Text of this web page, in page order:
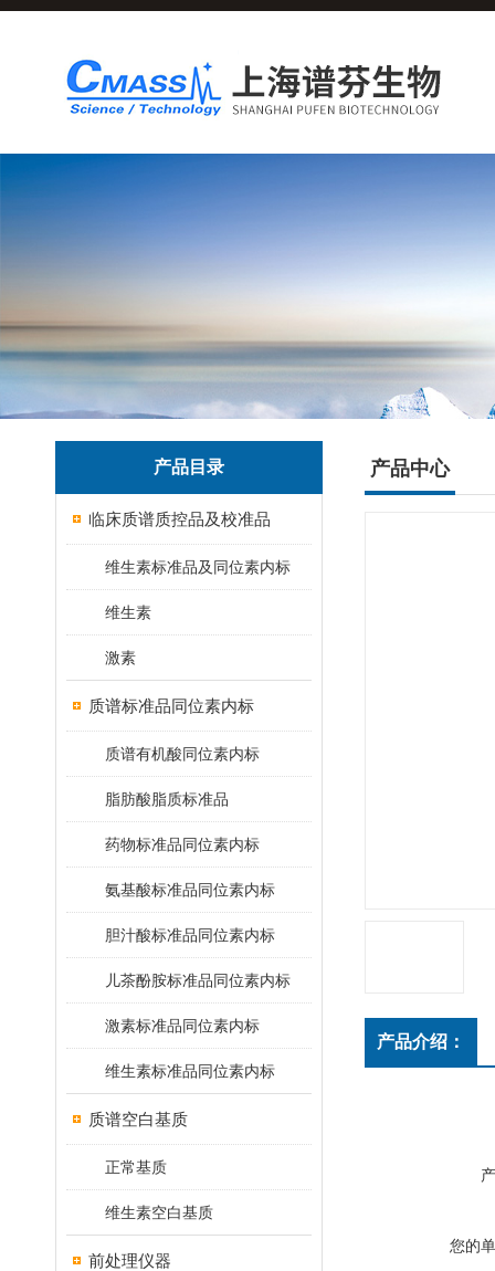
产品目录
临床质谱质控品及校准品
维生素标准品及同位素内标
维生素
激素
质谱标准品同位素内标
质谱有机酸同位素内标
脂肪酸脂质标准品
药物标准品同位素内标
氨基酸标准品同位素内标
胆汁酸标准品同位素内标
儿茶酚胺标准品同位素内标
激素标准品同位素内标
维生素标准品同位素内标
质谱空白基质
正常基质
维生素空白基质
前处理仪器
产品中心
产品介绍：
您的